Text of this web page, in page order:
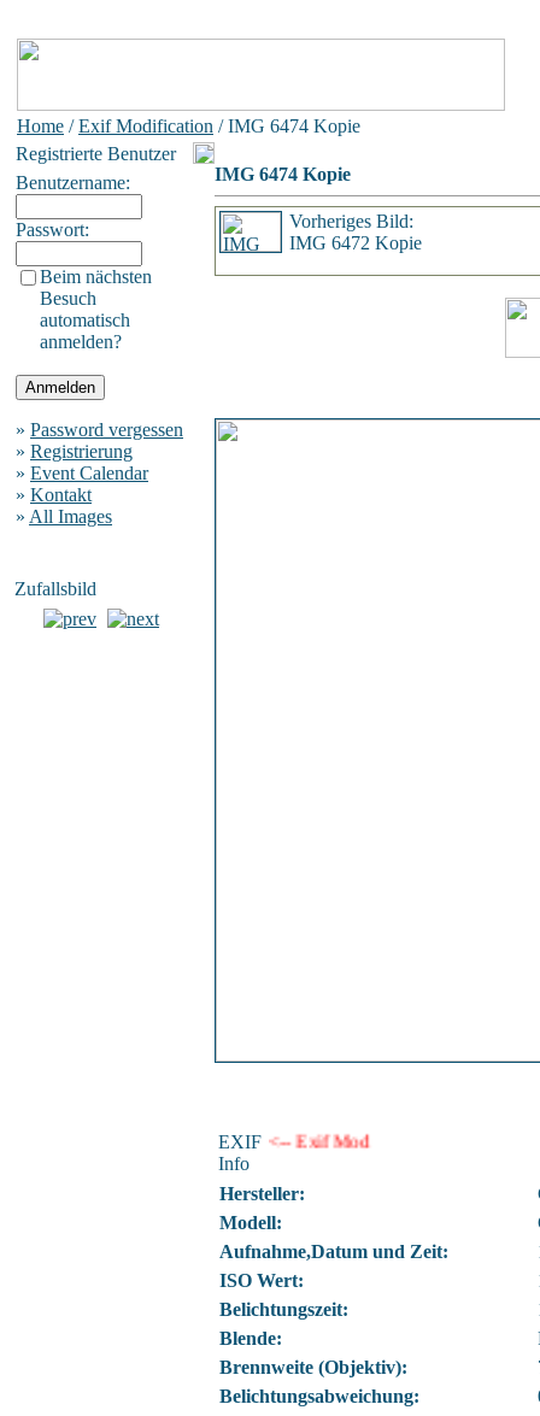
Home /Exif Modification / IMG 6474 Kopie
Registrierte Benutzer
Benutzername:
Passwort:
Beim nächsten
Besuch
automatisch
anmelden?
» Password vergessen
» Registrierung
» Event Calendar
» Kontakt
» All Images
Zufallsbild
IMG 6474 Kopie
Vorheriges Bild:
IMG 6472 Kopie
EXIF
Info
<-- Exif Mod
Hersteller:
Modell:
Aufnahme,Datum und Zeit:
ISO Wert:
Belichtungszeit:
Blende:
Brennweite (Objektiv):
Belichtungsabweichung: